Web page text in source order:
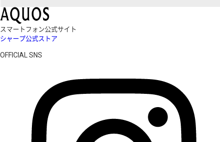
スマートフォン公式サイト
シャープ公式ストア
OFFICIAL SNS